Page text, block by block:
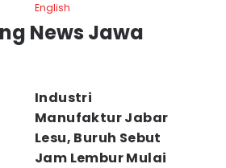
English
News Jawa
Industri
Manufaktur Jabar
Lesu, Buruh Sebut
Jam Lembur Mulai